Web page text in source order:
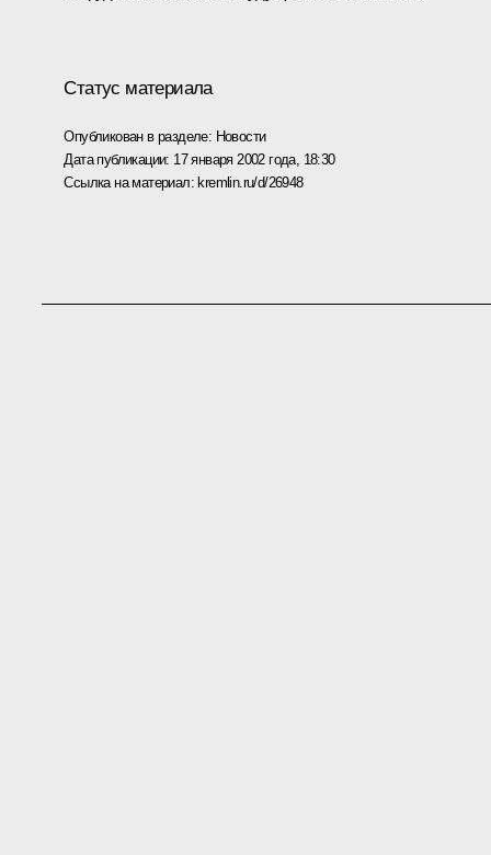
Статус материала
Опубликован в разделе: Новости
Дата публикации: 17 января 2002 года, 18:30
Ссылка на материал:kremlin.ru/d/26948